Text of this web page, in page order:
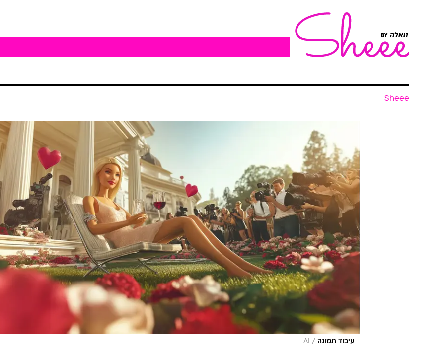
Sheee
עיבוד תמונה /
AI